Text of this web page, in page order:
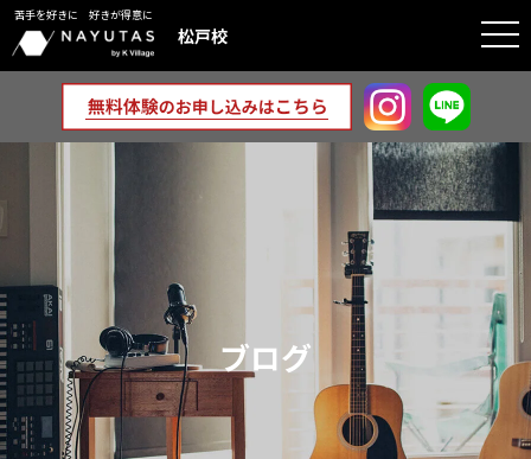
苦手を好きに 好きが得意に
松戸校
ブログ